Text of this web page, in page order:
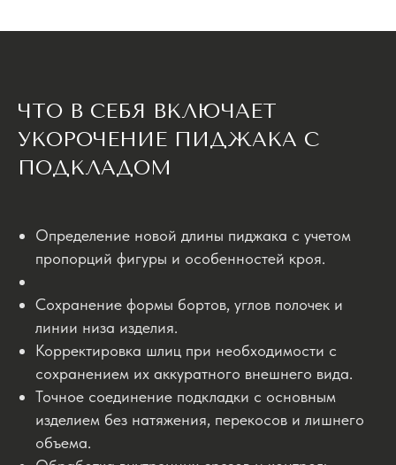
ЧТО В СЕБЯ ВКЛЮЧАЕТ
УКОРОЧЕНИЕ ПИДЖАКА С
ПОДКЛАДОМ
Определение новой длины пиджака с учетом
пропорций фигуры и особенностей кроя.
Сохранение формы бортов, углов полочек и
линии низа изделия.
Корректировка шлиц при необходимости с
сохранением их аккуратного внешнего вида.
Точное соединение подкладки с основным
изделием без натяжения, перекосов и лишнего
объема.